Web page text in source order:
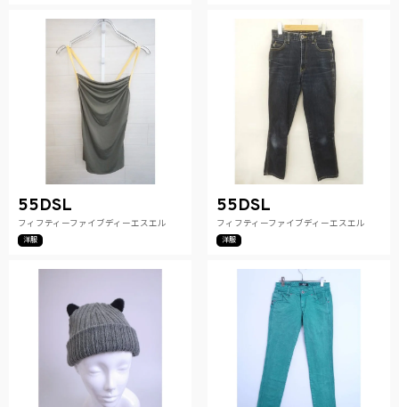
55DSL
フィフティーファイブディーエスエル
洋服
55DSL
フィフティーファイブディーエスエル
洋服